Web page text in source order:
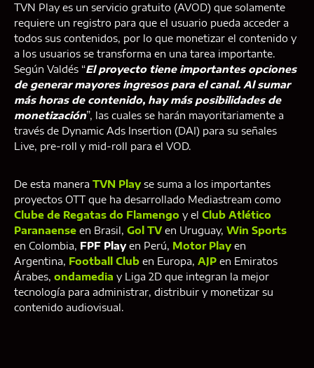
TVN Play es un servicio gratuito (AVOD) que solamente
requiere un registro para que el usuario pueda acceder a
todos sus contenidos, por lo que monetizar el contenido y
a los usuarios se transforma en una tarea importante.
Según Valdés “El proyecto tiene importantes opciones
de generar mayores ingresos para el canal. Al sumar
más horas de contenido, hay más posibilidades de
monetización”, las cuales se harán mayoritariamente a
través de Dynamic Ads Insertion (DAI) para su señales
Live, pre-roll y mid-roll para el VOD.
De esta manera TVN Playse suma a los importantes
proyectos OTT que ha desarrollado Mediastream como
Clube de Regatas do Flamengo y el Club Atlético
Paranaense en Brasil, Gol TVen Uruguay, Win Sports
en Colombia, FPF Playen Perú, Motor Playen
Argentina, Football Club en Europa, AJP en Emiratos
Árabes, ondamedia y Liga 2D que integran la mejor
tecnología para administrar, distribuir y monetizar su
contenido audiovisual.